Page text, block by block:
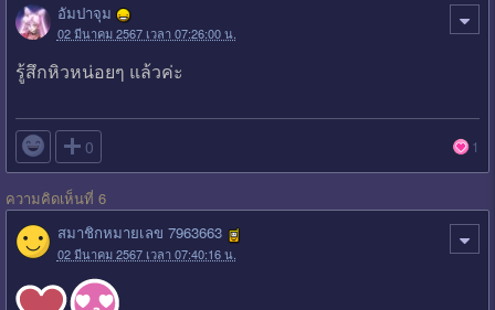
อัมปาจุม
02 มีนาคม 2567 เวลา 07:26:00 น.
รู้สึกหิวหน่อยๆ แล้วค่ะ
 0 1
ความคิดเห็นที่ 6
สมาชิกหมายเลข 7963663
02 มีนาคม 2567 เวลา 07:40:16 น.